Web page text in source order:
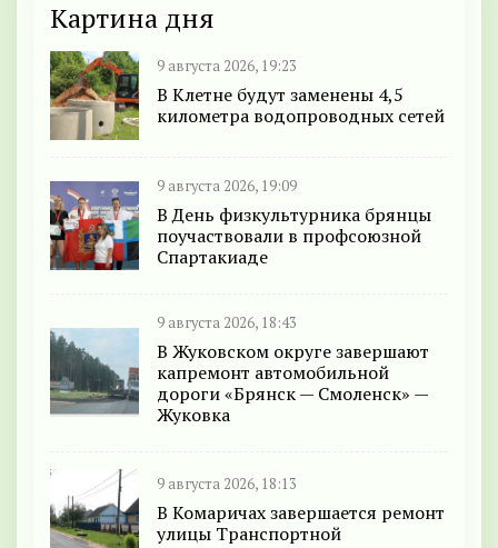
Картина дня
9 августа 2026, 19:23
В Клетне будут заменены 4,5
километра водопроводных сетей
9 августа 2026, 19:09
В День физкультурника брянцы
поучаствовали в профсоюзной
Спартакиаде
9 августа 2026, 18:43
В Жуковском округе завершают
капремонт автомобильной
дороги «Брянск — Смоленск» —
Жуковка
9 августа 2026, 18:13
В Комаричах завершается ремонт
улицы Транспортной